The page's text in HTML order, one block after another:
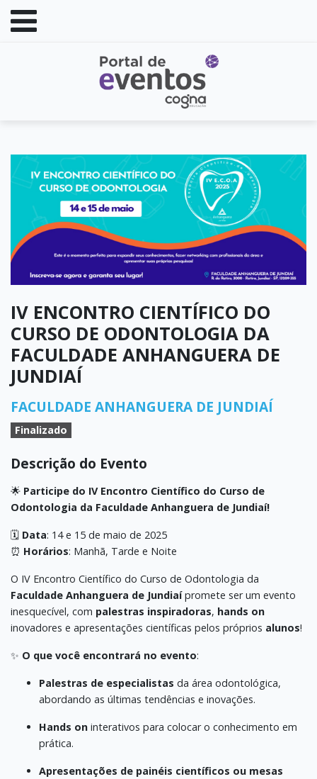
IV ENCONTRO CIENTÍFICO DO
CURSO DE ODONTOLOGIA DA
FACULDADE ANHANGUERA DE
JUNDIAÍ
FACULDADE ANHANGUERA DE JUNDIAÍ
Finalizado
Descrição do Evento
🌟 Participe do IV Encontro Científico do Curso de
Odontologia da Faculdade Anhanguera de Jundiaí!
🗓 Data: 14 e 15 de maio de 2025
⏰ Horários: Manhã, Tarde e Noite
O IV Encontro Científico do Curso de Odontologia da
Faculdade Anhanguera de Jundiaípromete ser um evento
inesquecível, com palestras inspiradoras, hands on
inovadores e apresentações científicas pelos próprios alunos!
✨ O que você encontrará no evento:
Palestras de especialistas da área odontológica,
abordando as últimas tendências e inovações.
Hands on interativos para colocar o conhecimento em
prática.
Apresentações de painéis científicos ou mesas